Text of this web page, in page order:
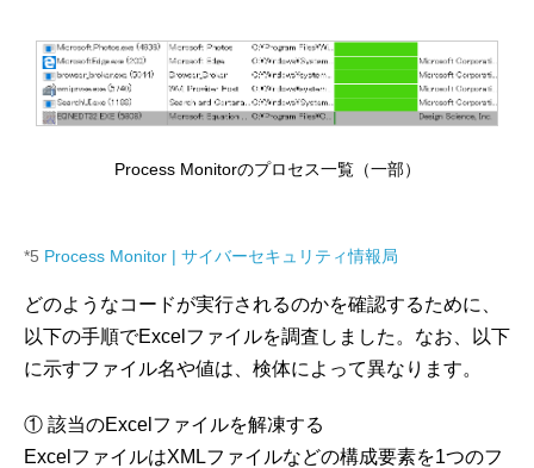
Process Monitorのプロセス一覧（一部）
*5 Process Monitor | サイバーセキュリティ情報局
どのようなコードが実行されるのかを確認するために、
以下の手順でExcelファイルを調査しました。なお、以下
に示すファイル名や値は、検体によって異なります。
① 該当のExcelファイルを解凍する
ExcelファイルはXMLファイルなどの構成要素を1つのフ